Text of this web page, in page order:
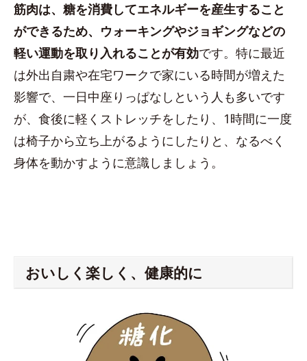
筋肉は、糖を消費してエネルギーを産生すること
ができるため、ウォーキングやジョギングなどの
軽い運動を取り入れることが有効です。特に最近
は外出自粛や在宅ワークで家にいる時間が増えた
影響で、一日中座りっぱなしという人も多いです
が、食後に軽くストレッチをしたり、1時間に一度
は椅子から立ち上がるようにしたりと、なるべく
身体を動かすように意識しましょう。
おいしく楽しく、健康的に